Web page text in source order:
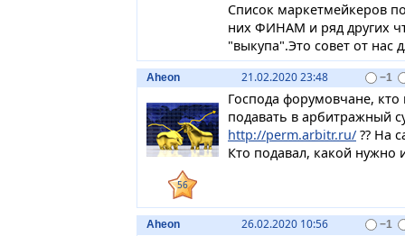
Список маркетмейкеров
них ФИНАМ и ряд других
"выкупа".Это совет от нас
Aheon 21.02.2020 23:48 −1
56
Господа форумовчане,
подавать в арбитражный
http://perm.arbitr.ru/ ?? На
Кто подавал, какой нужно
Aheon 26.02.2020 10:56 −1